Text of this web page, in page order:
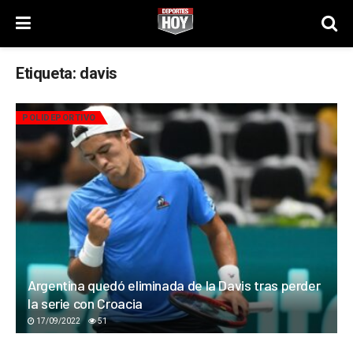
Etiqueta: davis
POLIDEPORTIVO
Argentina quedó eliminada de la Davis tras perder
la serie con Croacia
17/09/2022 51